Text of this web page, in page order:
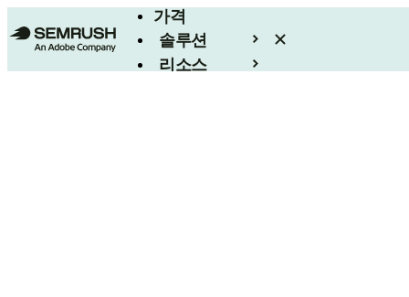
가격
솔루션
리소스